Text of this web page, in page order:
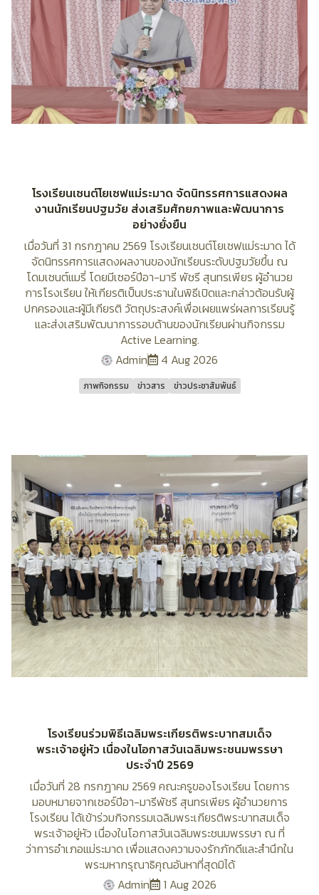
โรงเรียนเซนต์โยเซฟแม่ระมาด จัดนิทรรศการแสดงผล
งานนักเรียนปฐมวัย ส่งเสริมศักยภาพและพัฒนาการ
อย่างยั่งยืน
เมื่อวันที่ 31 กรกฎาคม 2569 โรงเรียนเซนต์โยเซฟแม่ระมาด ได้
จัดนิทรรศการแสดงผลงานของนักเรียนระดับปฐมวัยขึ้น ณ
โดมเซนต์แมรี่ โดยมีเซอร์ปีอา-มารี พัชรี สุนทรเพียร ผู้อำนวย
การโรงเรียน ให้เกียรติเป็นประธานในพิธีเปิดและกล่าวต้อนรับผู้
ปกครองและผู้มีเกียรติ วัตถุประสงค์เพื่อเผยแพร่ผลการเรียนรู้
และส่งเสริมพัฒนาการรอบด้านของนักเรียนผ่านกิจกรรม
Active Learning.
Admin
4 Aug 2026
ภาพกิจกรรม ข่าวสาร ข่าวประชาสัมพันธ์
โรงเรียนร่วมพิธีเฉลิมพระเกียรติพระบาทสมเด็จ
พระเจ้าอยู่หัว เนื่องในโอกาสวันเฉลิมพระชนมพรรษา
ประจำปี 2569
เมื่อวันที่ 28 กรกฎาคม 2569 คณะครูของโรงเรียน โดยการ
มอบหมายจากเซอร์ปีอา-มารีพัชรี สุนทรเพียร ผู้อำนวยการ
โรงเรียน ได้เข้าร่วมกิจกรรมเฉลิมพระเกียรติพระบาทสมเด็จ
พระเจ้าอยู่หัว เนื่องในโอกาสวันเฉลิมพระชนมพรรษา ณ ที่
ว่าการอำเภอแม่ระมาด เพื่อแสดงความจงรักภักดีและสำนึกใน
พระมหากรุณาธิคุณอันหาที่สุดมิได้
Admin
1 Aug 2026